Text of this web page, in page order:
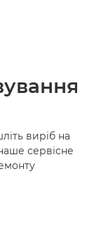
виріб на
сервісне